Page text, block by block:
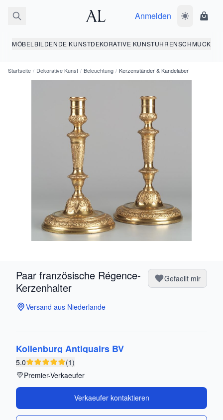
Anmelden
MÖBEL BILDENDE KUNSTDEKORATIVE KUNSTUHRENSCHMUCK
Startseite / Dekorative Kunst / Beleuchtung / Kerzenständer & Kandelaber
Paar französische Régence-
Kerzenhalter
Gefaellt mir
Versand aus Niederlande
Kollenburg Antiquairs BV
5.0
(1)
Premier-Verkaeufer
Verkaeufer kontaktieren